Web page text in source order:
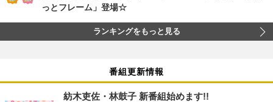
っとフレーム」登場☆
ランキングをもっと見る
番組更新情報
紡木吏佐・林鼓子 新番組始めます!!